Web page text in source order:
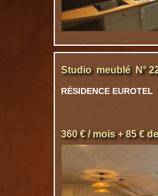
Studio meublé N°
RÉSIDENCE EUROTEL
360 € / mois + 85 €